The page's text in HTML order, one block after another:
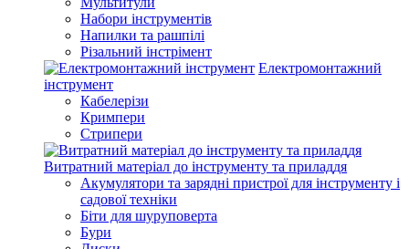
Набори інструментів
Напилки та рашпілі
Різальний інстрімент
Електромонтажний
інструмент
Кабелерізи
Кримпери
Стрипери
Витратний матеріал до інструменту та приладдя
Акумулятори та зарядні пристрої для інструменту і
садової техніки
Біти для шуруповерта
Бури